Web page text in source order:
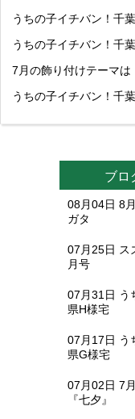
うちの子イチバン！千
うちの子イチバン！千
7月の飾り付けテーマは
うちの子イチバン！千
ブロ
08月04日 8
ガタ
07月25日 ス
月号
07月31日 う
県H様宅
07月17日 う
県G様宅
07月02日 7
『七夕』